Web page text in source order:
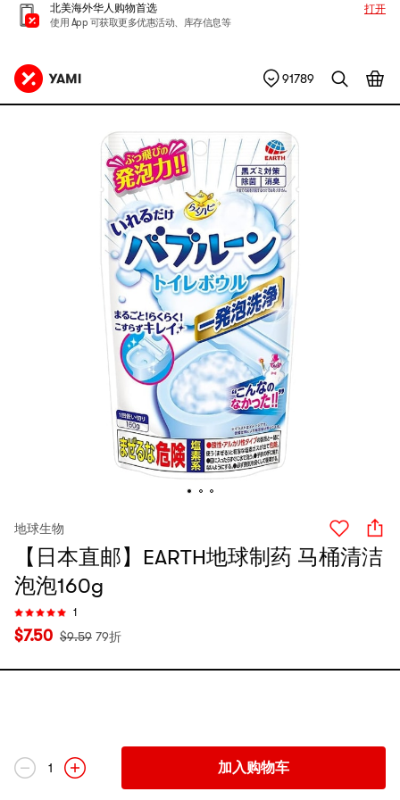
北美海外华人购物首选
使用 App 可获取更多优惠活动、库存信息等
打开
91789
地球生物
【日本直邮】EARTH地球制药 马桶清洁
泡泡160g
1
$7.50 $9.59 79折
1 加入购物车